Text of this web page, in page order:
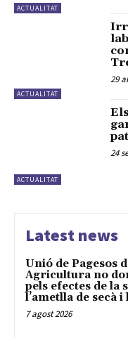
ACTUALITAT
ACTUALITAT
29
ACTUALITAT
24
Latest news
Unió de Pagesos
Agricultura no
pels efectes de la
l’ametlla de secà
7 agost 2026